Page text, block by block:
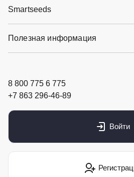
Smartseeds
Полезная информация
8 800 775 6 775
+7 863 296-46-89
Войти